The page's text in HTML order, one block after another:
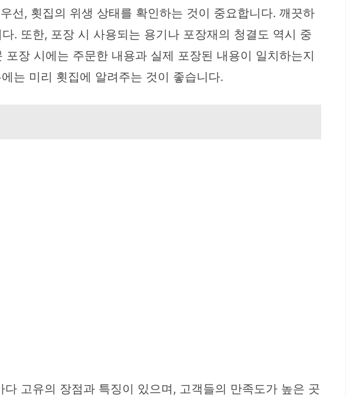
선, 횟집의 위생 상태를 확인하는 것이 중요합니다. 깨끗하
. 또한, 포장 시 사용되는 용기나 포장재의 청결도 역시 중
장 시에는 주문한 내용과 실제 포장된 내용이 일치하는지
는 미리 횟집에 알려주는 것이 좋습니다.
고유의 장점과 특징이 있으며, 고객들의 만족도가 높은 곳